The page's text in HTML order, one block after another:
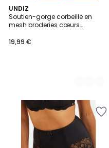
UNDIZ
Soutien-gorge corbeille en
mesh broderies cœurs
19,99 €
2
Couleurs